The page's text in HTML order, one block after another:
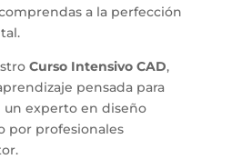
a la perfección
Curso Intensivo CAD,
pensada para
experto en diseño
por profesionales